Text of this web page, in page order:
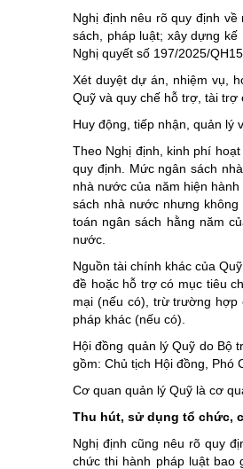
Nghị định nêu rõ quy định
sách, pháp luật; xây dựng
Nghị quyết số 197/2025/
Xét duyệt dự án, nhiệm vụ,
Quỹ và quy chế hỗ trợ, tài trợ
Huy động, tiếp nhận, quản lý
Theo Nghị định, kinh phí
quy định. Mức ngân sách
nhà nước của năm hiện
sách nhà nước nhưng
toán ngân sách hằng năm
nước.
Nguồn tài chính khác của
đề hoặc hỗ trợ có mục tiêu
mại (nếu có), trừ trường hợp
pháp khác (nếu có).
Hội đồng quản lý Quỹ do Bộ
gồm: Chủ tịch Hội đồng, Phó
Cơ quan quản lý Quỹ là cơ
Thu hút, sử dụng tổ chức,
Nghị định cũng nêu rõ quy
chức thi hành pháp luật bao